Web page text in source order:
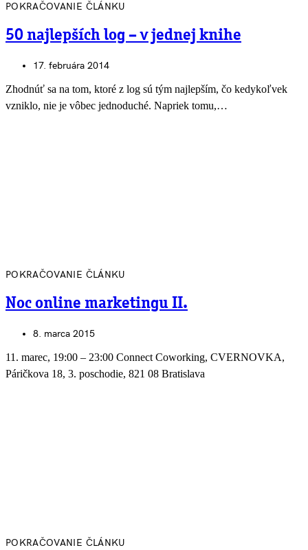
POKRAČOVANIE ČLÁNKU
50 najlepších log – v jednej knihe
17. februára 2014
Zhodnúť sa na tom, ktoré z log sú tým najlepším, čo kedykoľvek
vzniklo, nie je vôbec jednoduché. Napriek tomu,…
POKRAČOVANIE ČLÁNKU
Noc online marketingu II.
8. marca 2015
11. marec, 19:00 – 23:00 Connect Coworking, CVERNOVKA,
Páričkova 18, 3. poschodie, 821 08 Bratislava
POKRAČOVANIE ČLÁNKU